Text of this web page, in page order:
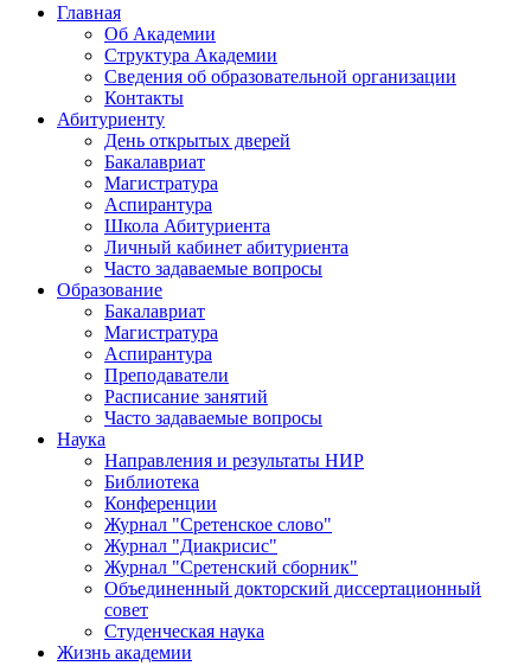
Главная
Об Академии
Структура Академии
Сведения об образовательной организации
Контакты
Абитуриенту
День открытых дверей
Бакалавриат
Магистратура
Аспирантура
Школа Абитуриента
Личный кабинет абитуриента
Часто задаваемые вопросы
Образование
Бакалавриат
Магистратура
Аспирантура
Преподаватели
Расписание занятий
Часто задаваемые вопросы
Наука
Направления и результаты НИР
Библиотека
Конференции
Журнал "Сретенское слово"
Журнал "Диакрисис"
Журнал "Сретенский сборник"
Объединенный докторский диссертационный
совет
Студенческая наука
Жизнь академии